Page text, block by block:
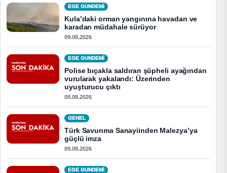
EGE GUNDEMİ
Kula’daki orman yangınına havadan ve
karadan müdahale sürüyor
09.08.2026
EGE GUNDEMİ
Polise bıçakla saldıran şüpheli ayağından
vurularak yakalandı: Üzerinden
uyuşturucu çıktı
09.08.2026
GENEL
Türk Savunma Sanayiinden Malezya’ya
güçlü imza
09.08.2026
EGE GUNDEMİ